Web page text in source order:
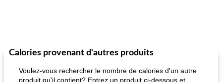
Calories provenant d'autres produits
Voulez-vous rechercher le nombre de calories d'un autre
produit qu'il contient? Entrez un produit ci-dessous et